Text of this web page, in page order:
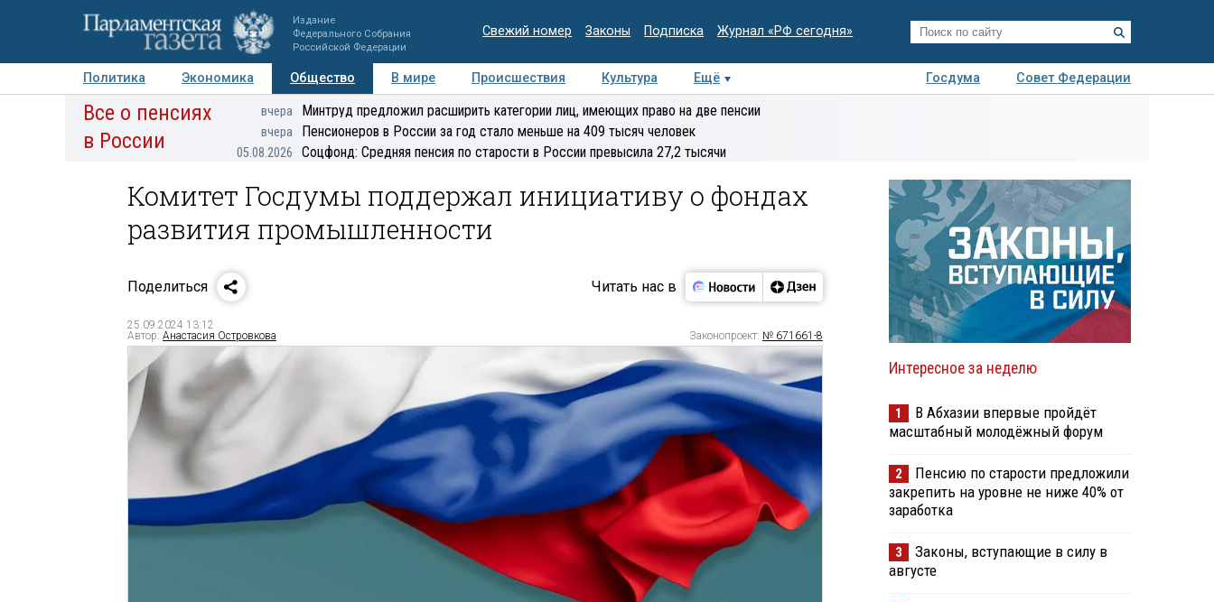
Издание
Федерального Собрания
Российской Федерации
Свежий номер Законы Подписка Журнал «РФ сегодня»
Политика Экономика Общество В мире Происшествия Культура Ещё Госдума
Совет Федерации
Авторы Персоны Мнения Регионы Медиацентр Интервью Колумнисты
Деловая
Все о пенсиях
в России
вчера Минтруд предложил расширить категории лиц, имеющих право на две пенсии
вчера Пенсионеров в России за год стало меньше на 409 тысяч человек
05.08.2026 Соцфонд: Средняя пенсия по старости в России превысила 27,2 тысячи
Комитет Госдумы поддержал инициативу о фондах
развития промышленности
Поделиться Читать нас в
25.09.2024 13:12
Автор: Анастасия Островкова Законопроект: № 671661-8
Интересное за неделю
1
В Абхазии впервые пройдёт
масштабный молодёжный форум
2
Пенсию по старости предложили
закрепить на уровне не ниже 40% от
заработка
3
Законы, вступающие в силу в
августе